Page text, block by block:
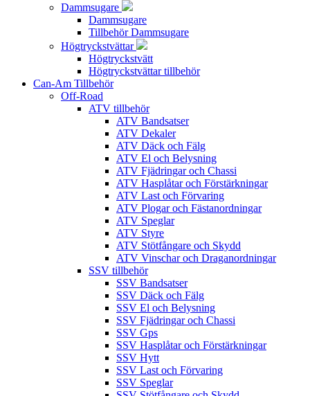
Dammsugare
Dammsugare
Tillbehör Dammsugare
Högtryckstvättar
Högtryckstvätt
Högtryckstvättar tillbehör
Can-Am Tillbehör
Off-Road
ATV tillbehör
ATV Bandsatser
ATV Dekaler
ATV Däck och Fälg
ATV El och Belysning
ATV Fjädringar och Chassi
ATV Hasplåtar och Förstärkningar
ATV Last och Förvaring
ATV Plogar och Fästanordningar
ATV Speglar
ATV Styre
ATV Stötfångare och Skydd
ATV Vinschar och Draganordningar
SSV tillbehör
SSV Bandsatser
SSV Däck och Fälg
SSV El och Belysning
SSV Fjädringar och Chassi
SSV Gps
SSV Hasplåtar och Förstärkningar
SSV Hytt
SSV Last och Förvaring
SSV Speglar